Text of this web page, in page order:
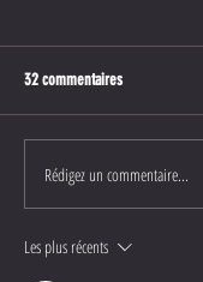
32 commentaires
Rédigez un commentaire...
Les plus récents